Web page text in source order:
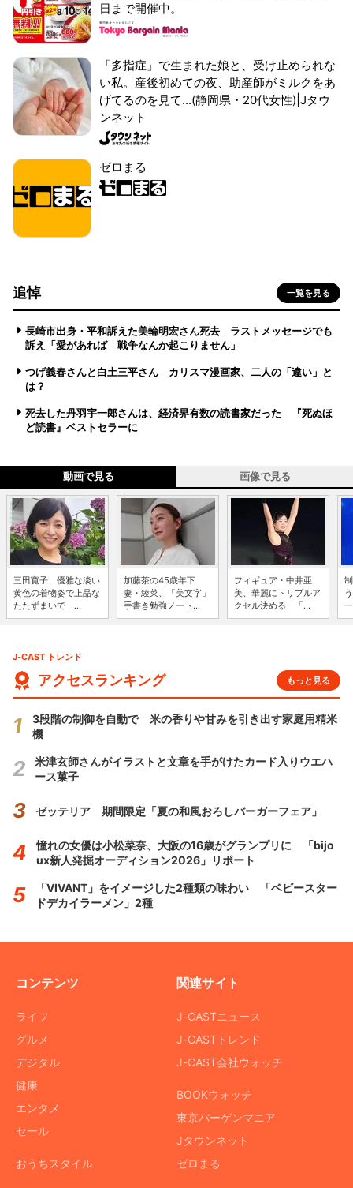
日まで開催中。
「多指症」で生まれた娘と、受け止められな
い私。産後初めての夜、助産師がミルクをあ
げてるのを見て...(静岡県・20代女性)|Jタウ
ンネット
ゼロまる
追悼 一覧を見る
長崎市出身・平和訴えた美輪明宏さん死去 ラストメッセージでも
訴え「愛があれば 戦争なんか起こりません」
つげ義春さんと白土三平さん カリスマ漫画家、二人の「違い」と
は？
死去した丹羽宇一郎さんは、経済界有数の読書家だった 『死ぬほ
ど読書』ベストセラーに
動画で見る 画像で見る
三田寛子、優雅な淡い
黄色の着物姿で上品な
たたずまいで ...
加藤茶の45歳年下
妻・綾菜、「美文字」
手書き勉強ノート...
フィギュア・中井亜
美、華麗にトリプルア
クセル決める 「...
J-CAST トレンド
アクセスランキング もっと見る
3段階の制御を自動で 米の香りや甘みを引き出す家庭用精米
機
米津玄師さんがイラストと文章を手がけたカード入りウエハ
ース菓子
ゼッテリア 期間限定「夏の和風おろしバーガーフェア」
憧れの女優は小松菜奈、大阪の16歳がグランプリに 「bijo
ux新人発掘オーディション2026」リポート
「VIVANT」をイメージした2種類の味わい 「ベビースター
ドデカイラーメン」2種
コンテンツ
ライフ
グルメ
デジタル
健康
エンタメ
セール
おうちスタイル
関連サイト
J-CASTニュース
J-CASTトレンド
J-CAST会社ウォッチ
BOOKウォッチ
東京バーゲンマニア
Jタウンネット
ゼロまる